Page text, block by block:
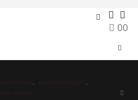
00
ALYANSLAR KADIN ALYANSLAR
ALYANS